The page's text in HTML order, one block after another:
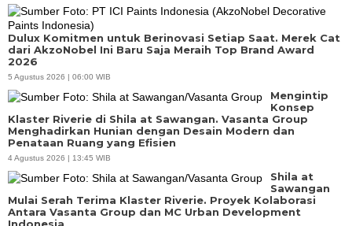
Dulux Komitmen untuk Berinovasi Setiap Saat. Merek Cat
dari AkzoNobel Ini Baru Saja Meraih Top Brand Award
2026
5 Agustus 2026 | 06:00 WIB
Mengintip
Konsep
Klaster Riverie di Shila at Sawangan. Vasanta Group
Menghadirkan Hunian dengan Desain Modern dan
Penataan Ruang yang Efisien
4 Agustus 2026 | 13:45 WIB
Shila at
Sawangan
Mulai Serah Terima Klaster Riverie. Proyek Kolaborasi
Antara Vasanta Group dan MC Urban Development